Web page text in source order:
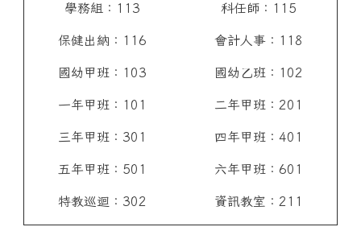
學務組：113
保健出納：116
國幼甲班：103
一年甲班：101
三年甲班：301
五年甲班：501
特教巡迴：302
科任師：115
會計人事：118
國幼乙班：102
二年甲班：201
四年甲班：401
六年甲班：601
資訊教室：211